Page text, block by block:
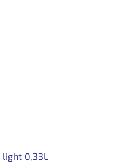
0,33L